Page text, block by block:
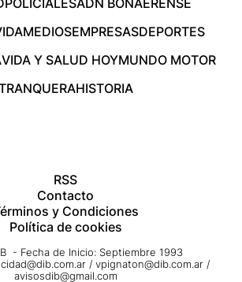
POLICIALESADN BONAERENSE
MEDIOSEMPRESASDEPORTES
VIDA Y SALUD HOYMUNDO MOTOR
HISTORIA
RSS
Contacto
y Condiciones
Política de cookies
- Fecha de Inicio: Septiembre 1993
/ vpignaton@dib.com.ar /
avisosdib@gmail.com